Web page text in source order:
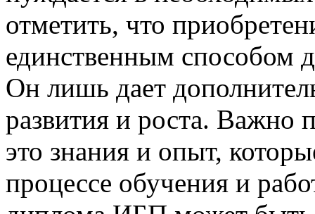
отметить, что
единственным способом
Он лишь дает
развития и роста. Важно
это знания и опыт,
процессе обучения и